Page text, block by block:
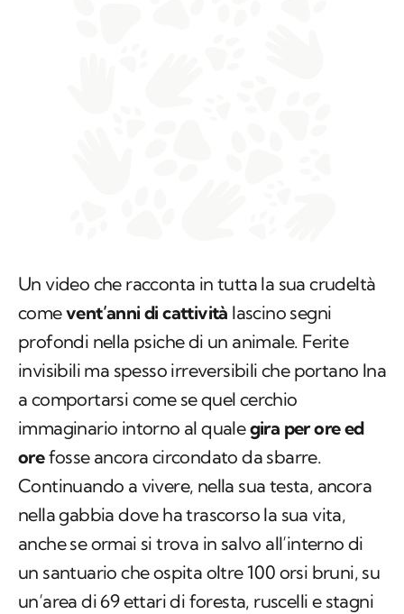
Un video che racconta in tutta la sua crudeltà
comevent’anni di cattività lascino segni
profondi nella psiche di un animale. Ferite
invisibili ma spesso irreversibili che portano Ina
a comportarsi come se quel cerchio
immaginario intorno al qualegira per ore ed
orefosse ancora circondato da sbarre.
Continuando a vivere, nella sua testa, ancora
nella gabbia dove ha trascorso la sua vita,
anche se ormai si trova in salvo all’interno di
un santuario che ospita oltre 100 orsi bruni, su
un’area di 69 ettari di foresta, ruscelli e stagni